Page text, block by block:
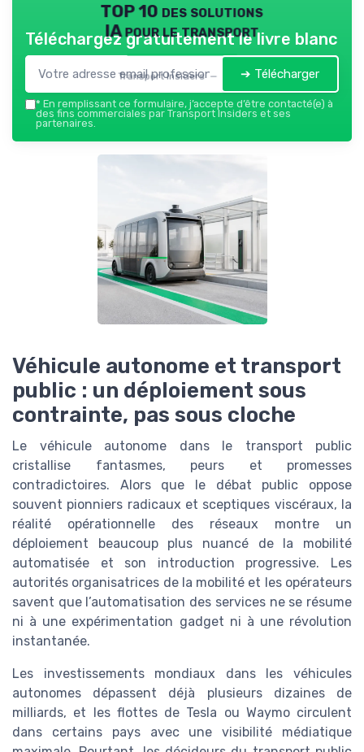
TOP 10 des solutions
IA pour le transport
Transport Insiders — 2026
Téléchargez gratuitement le livre blanc
➔ Télécharger
* En remplissant ce formulaire, j’accepte d’être contacté(e) à
des fins commerciales par Transport Insiders et ses
partenaires.
Véhicule autonome et transport
public : un déploiement sous
contrainte, pas sous cloche
Le véhicule autonome dans le transport public
cristallise fantasmes, peurs et promesses
contradictoires. Alors que le débat public oppose
souvent pionniers radicaux et sceptiques viscéraux, la
réalité opérationnelle des réseaux montre un
déploiement beaucoup plus nuancé de la mobilité
automatisée et son introduction progressive. Les
autorités organisatrices de la mobilité et les opérateurs
savent que l’automatisation des services ne se résume
ni à une expérimentation gadget ni à une révolution
instantanée.
Les investissements mondiaux dans les véhicules
autonomes dépassent déjà plusieurs dizaines de
milliards, et les flottes de Tesla ou Waymo circulent
dans certains pays avec une visibilité médiatique